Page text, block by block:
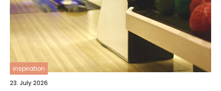
inspiration
23. July 2026